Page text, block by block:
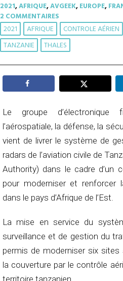
2021,AFRIQUE,AVGEEK,EUROPE,
2 COMMENTAIRES
2021 AFRIQUE CONTROLE AÉRIEN
TANZANIE
THALES
Le groupe d’électronique
l’aérospatiale, la défense, la
vient de livrer le système de
radars de l’aviation civile de
Authority) dans le cadre d’un
pour moderniser et renforcer
dans le pays d’Afrique de l’Est.
La mise en service du
surveillance et de gestion du
permis de moderniser six sites
la couverture par le contrôle